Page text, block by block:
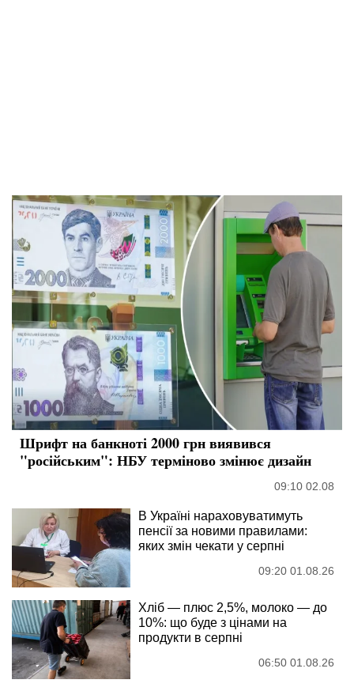
Шрифт на банкноті 2000 грн виявився
"російським": НБУ терміново змінює дизайн
09:10 02.08
В Україні нараховуватимуть
пенсії за новими правилами:
яких змін чекати у серпні
09:20 01.08.26
Хліб — плюс 2,5%, молоко — до
10%: що буде з цінами на
продукти в серпні
06:50 01.08.26